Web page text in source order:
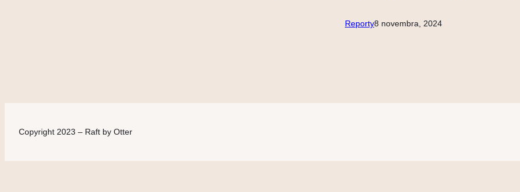
Reporty8 novembra, 2024
Copyright 2023 – Raft by Otter